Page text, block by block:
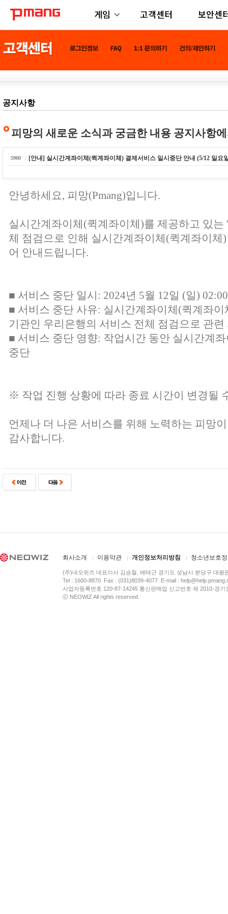
게임 고객센터 보안센
공지사항
피망의 새로운 소식과 궁금한 내용 공지사항
5960 [안내] 실시간계좌이체(퀵계좌이체) 결제서비스 일시중단 안내 (5/12 일요
안녕하세요, 피망(Pmang)입니다.
실시간계좌이체(퀵계좌이체)를 제공하고 있
체 점검으로 인해 실시간계좌이체(퀵계좌이
어 안내드립니다.
■ 서비스 중단 일시: 2024년 5월 12일 (일)
■ 서비스 중단 사유: 실시간계좌이체(퀵계좌
기관인 우리은행의 서비스 전체 점검으로 관련
■ 서비스 중단 영향: 작업시간 동안 실시간계
중단
※ 작업 진행 상황에 따라 종료 시간이 변경될
언제나 더 나은 서비스를 위해 노력하는 피망
감사합니다.
회사소개 이용약관 개인정보처리방침 청소년보호
(주)네오위즈 대표이사 김승철, 배태근 경기도 성남시 분당구 대왕
Tel : 1600-8870 Fax : (031)8039-4077 E-mail :
사업자등록번호 120-87-14245 통신판매업 신고번호 제 2010-경
ⓒ NEOWIZ All rights reserved.